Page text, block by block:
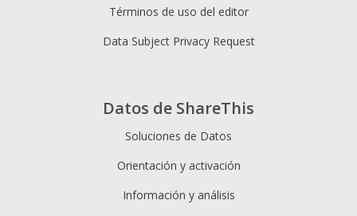
Datos de ShareThis
Soluciones de Datos
Orientación y activación
Información y análisis
Términos de uso del editor
Data Subject Privacy Request